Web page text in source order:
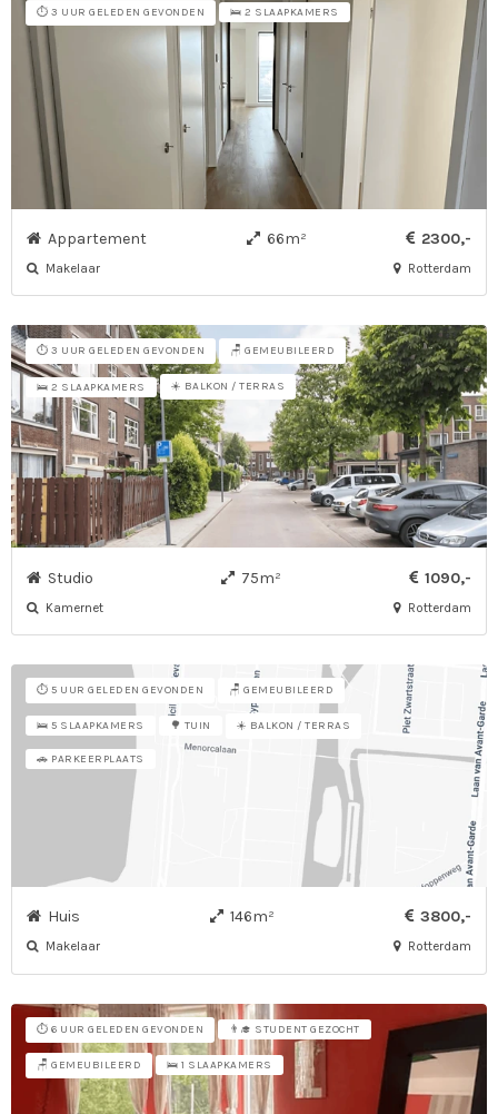
⏱️ 3 UUR GELEDEN GEVONDEN 🛌 2 SLAAPKAMERS
Appartement 66m² 2300,-
Makelaar Rotterdam
⏱️ 3 UUR GELEDEN GEVONDEN 🪑 GEMEUBILEERD
🛌 2 SLAAPKAMERS ☀️ BALKON / TERRAS
Studio 75m² 1090,-
Kamernet Rotterdam
⏱️ 5 UUR GELEDEN GEVONDEN 🪑 GEMEUBILEERD
🛌 5 SLAAPKAMERS 🌳 TUIN ☀️ BALKON / TERRAS
🚗 PARKEERPLAATS
Huis 146m² 3800,-
Makelaar Rotterdam
⏱️ 6 UUR GELEDEN GEVONDEN 👨‍🎓 STUDENT GEZOCHT
🪑 GEMEUBILEERD 🛌 1 SLAAPKAMERS